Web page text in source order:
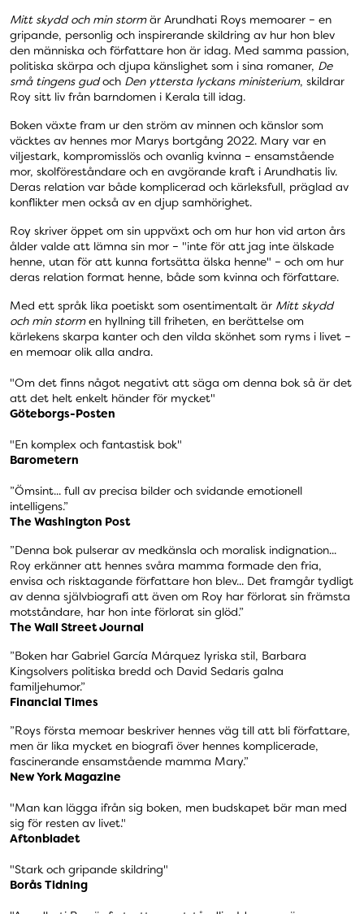
Mitt skydd och min stormär Arundhati Roys memoarer – en
gripande, personlig och inspirerande skildring av hur hon blev
den människa och författare hon är idag. Med samma passion,
politiska skärpa och djupa känslighet som i sina romaner, De
små tingens gudoch Den yttersta lyckans ministerium, skildrar
Roy sitt liv från barndomen i Kerala till idag.
Boken växte fram ur den ström av minnen och känslor som
väcktes av hennes mor Marys bortgång 2022. Mary var en
viljestark, kompromisslös och ovanlig kvinna – ensamstående
mor, skolföreståndare och en avgörande kraft i Arundhatis liv.
Deras relation var både komplicerad och kärleksfull, präglad av
konflikter men också av en djup samhörighet.
Roy skriver öppet om sin uppväxt och om hur hon vid arton års
ålder valde att lämna sin mor – "inte för att jag inte älskade
henne, utan för att kunna fortsätta älska henne" – och om hur
deras relation format henne, både som kvinna och författare.
Med ett språk lika poetiskt som osentimentalt är Mitt skydd
och min stormen hyllning till friheten, en berättelse om
kärlekens skarpa kanter och den vilda skönhet som ryms i livet –
en memoar olik alla andra.
"Om det finns något negativt att säga om denna bok så är det
att det helt enkelt händer för mycket"
Göteborgs-Posten
"En komplex och fantastisk bok"
Barometern
”Ömsint... full av precisa bilder och svidande emotionell
intelligens.”
The Washington Post
”Denna bok pulserar av medkänsla och moralisk indignation...
Roy erkänner att hennes svåra mamma formade den fria,
envisa och risktagande författare hon blev... Det framgår tydligt
av denna självbiografi att även om Roy har förlorat sin främsta
motståndare, har hon inte förlorat sin glöd.”
The Wall Street Journal
”Boken har Gabriel García Márquez lyriska stil, Barbara
Kingsolvers politiska bredd och David Sedaris galna
familjehumor.”
Financial Times
”Roys första memoar beskriver hennes väg till att bli författare,
men är lika mycket en biografi över hennes komplicerade,
fascinerande ensamstående mamma Mary.”
New York Magazine
"Man kan lägga ifrån sig boken, men budskapet bär man med
sig för resten av livet."
Aftonbladet
"Stark och gripande skildring"
Borås Tidning